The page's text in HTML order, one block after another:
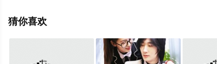
至豆瓣电视剧、电视猫或剧情网等平台了解。
猜你喜欢